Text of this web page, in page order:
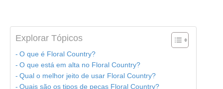
Explorar Tópicos
O que é Floral Country?
O que está em alta no Floral Country?
Qual o melhor jeito de usar Floral Country?
Quais são os tipos de peças Floral Country?